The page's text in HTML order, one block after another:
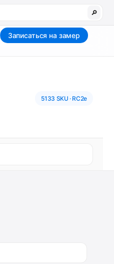
🔎
Записаться на замер
5133 SKU · RC2e